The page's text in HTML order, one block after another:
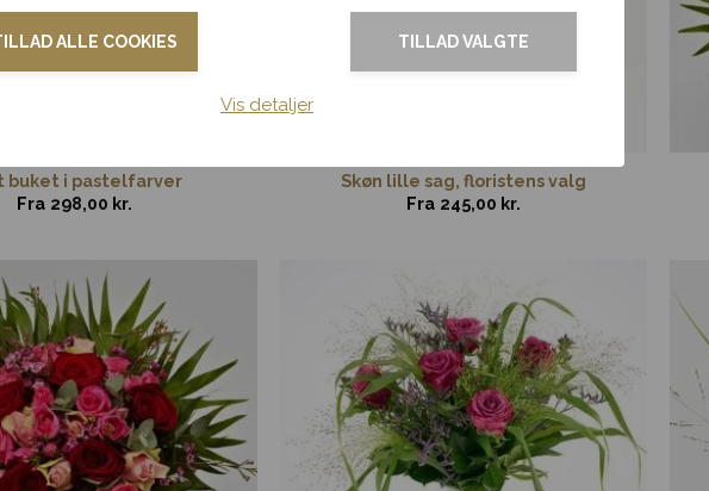
ALLE COOKIES TILLAD VALGTE
Vis detaljer
buket i pastelfarver
Fra 298,00 kr.
Skøn lille sag, floristens valg
Fra 245,00 kr.